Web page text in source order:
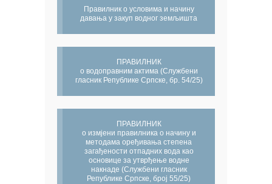
Правилник о условима и начину
давања у закуп водног земљишта
ПРАВИЛНИК
о водоправним актима (Службени
гласник Републике Српске, бр. 54/25)
ПРАВИЛНИК
о измјени правилника о начину и
методама оређивања степена
загађености отпадних вода као
основице за утврђење водне
накнаде (Службени гласник
Републике Српске, број 55/25)